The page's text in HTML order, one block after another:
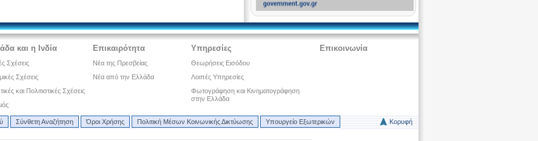
και η Ινδία
Σχέσεις
Σχέσεις
και Πολιτιστικές Σχέσεις
Επικαιρότητα
Νέα της Πρεσβείας
Νέα από την Ελλάδα
Υπηρεσίες
Θεωρήσεις Εισόδου
Λοιπές Υπηρεσίες
Φωτογράφηση και Κινηματογράφηση
στην Ελλάδα
Επικοινωνία
Σύνθετη Αναζήτηση Όροι Χρήσης Πολιτική Μέσων Κοινωνικής Δικτύωσης Υπουργείο Εξωτερικών Κορυφή